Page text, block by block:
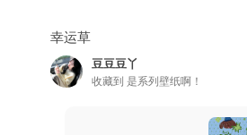
幸运草
豆豆豆丫
收藏到 是系列壁纸啊！